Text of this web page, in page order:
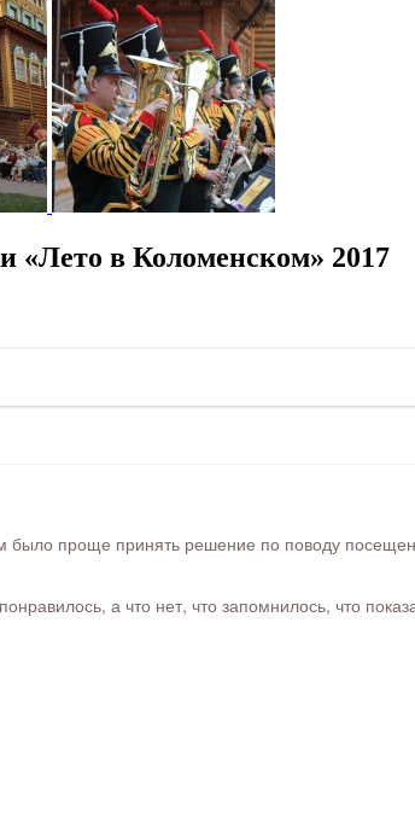
«Лето в Коломенском» 2017
проще принять решение по поводу
а что нет, что запомнилось, что